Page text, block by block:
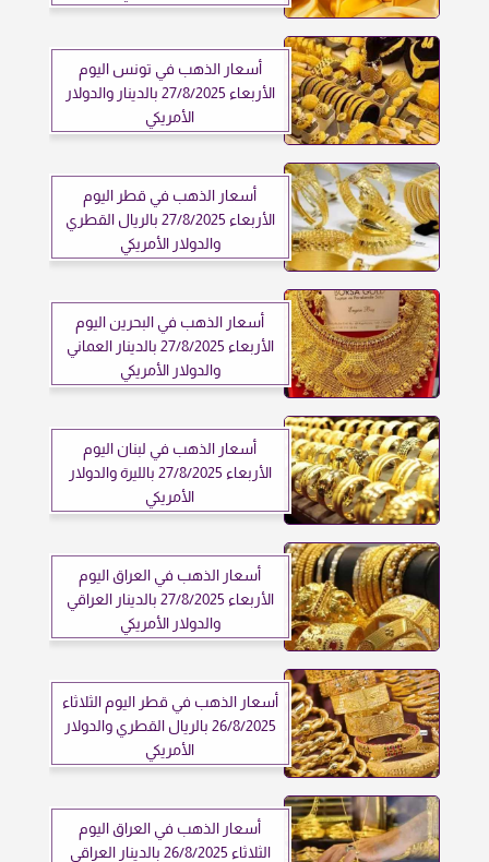
أسعار الذهب في تونس اليوم
الأربعاء 27/8/2025 بالدينار والدولار
الأمريكي
أسعار الذهب في قطر اليوم
الأربعاء 27/8/2025 بالريال القطري
والدولار الأمريكي
أسعار الذهب في البحرين اليوم
الأربعاء 27/8/2025 بالدينار العماني
والدولار الأمريكي
أسعار الذهب في لبنان اليوم
الأربعاء 27/8/2025 بالليرة والدولار
الأمريكي
أسعار الذهب في العراق اليوم
الأربعاء 27/8/2025 بالدينار العراقي
والدولار الأمريكي
أسعار الذهب في قطر اليوم الثلاثاء
26/8/2025 بالريال القطري والدولار
الأمريكي
أسعار الذهب في العراق اليوم
الثلاثاء 26/8/2025 بالدينار العراقي